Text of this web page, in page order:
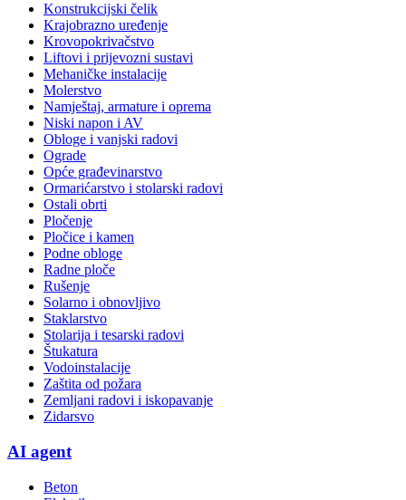
Konstrukcijski čelik
Krajobrazno uređenje
Krovopokrivačstvo
Liftovi i prijevozni sustavi
Mehaničke instalacije
Molerstvo
Namještaj, armature i oprema
Niski napon i AV
Obloge i vanjski radovi
Ograde
Opće građevinarstvo
Ormarićarstvo i stolarski radovi
Ostali obrti
Pločenje
Pločice i kamen
Podne obloge
Radne ploče
Rušenje
Solarno i obnovljivo
Staklarstvo
Stolarija i tesarski radovi
Štukatura
Vodoinstalacije
Zaštita od požara
Zemljani radovi i iskopavanje
Zidarsvo
AI agent
Beton